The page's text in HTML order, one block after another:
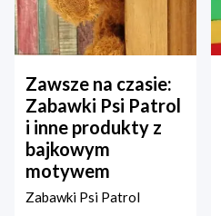
Zawsze na czasie:
Zabawki Psi Patrol
i inne produkty z
bajkowym
motywem
Zabawki Psi Patrol